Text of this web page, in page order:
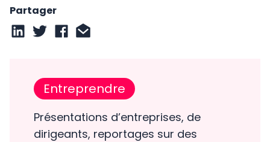
Partager
Entreprendre
Présentations d’entreprises, de
dirigeants, reportages sur des